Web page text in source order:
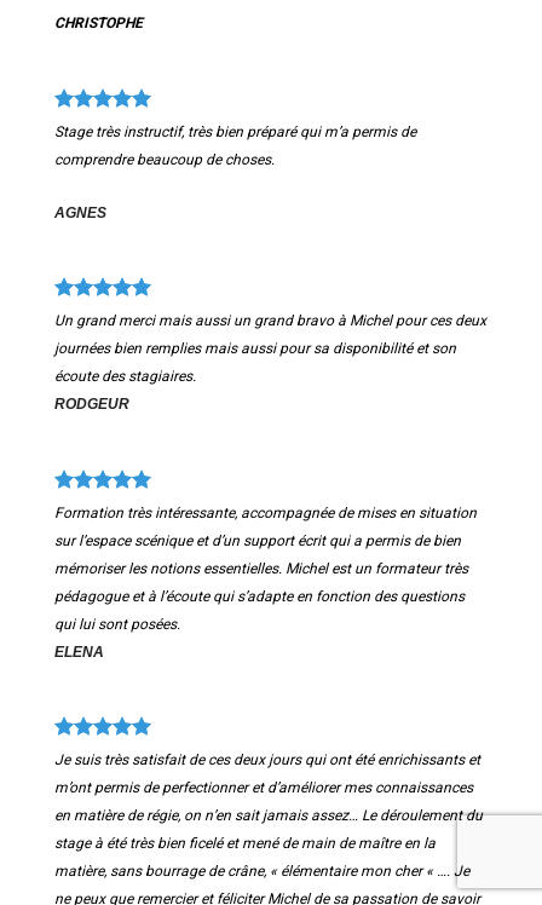
CHRISTOPHE
Stage très instructif, très bien préparé qui m’a permis de
comprendre beaucoup de choses.
AGNES
Un grand merci mais aussi un grand bravo à Michel pour ces deux
journées bien remplies mais aussi pour sa disponibilité et son
écoute des stagiaires.
RODGEUR
Formation très intéressante, accompagnée de mises en situation
sur l’espace scénique et d’un support écrit qui a permis de bien
mémoriser les notions essentielles. Michel est un formateur très
pédagogue et à l’écoute qui s’adapte en fonction des questions
qui lui sont posées.
ELENA
Je suis très satisfait de ces deux jours qui ont été enrichissants et
m’ont permis de perfectionner et d’améliorer mes connaissances
en matière de régie, on n’en sait jamais assez… Le déroulement du
stage à été très bien ficelé et mené de main de maître en la
matière, sans bourrage de crâne, « élémentaire mon cher « …. Je
ne peux que remercier et féliciter Michel de sa passation de savoir